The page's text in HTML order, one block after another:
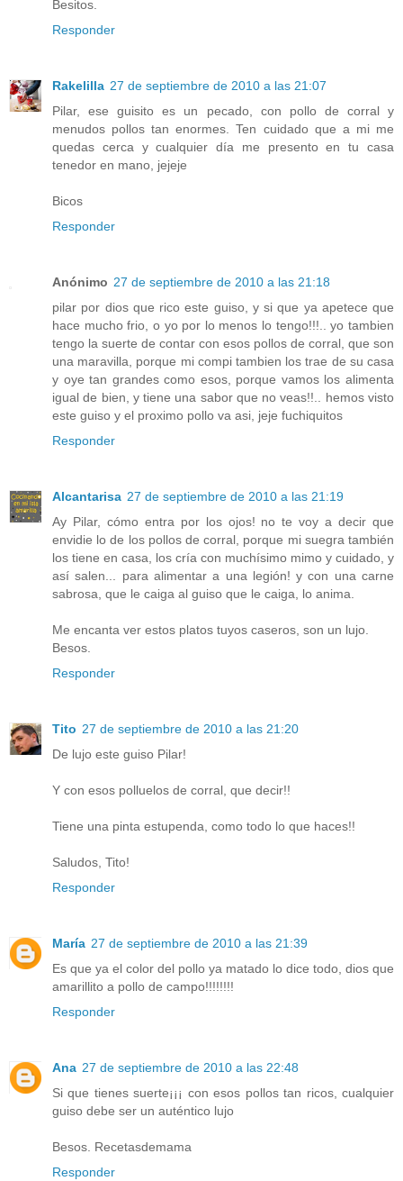
Besitos.
Responder
Rakelilla 27 de septiembre de 2010 a las 21:07
Pilar, ese guisito es un pecado, con pollo de corral y
menudos pollos tan enormes. Ten cuidado que a mi me
quedas cerca y cualquier día me presento en tu casa
tenedor en mano, jejeje
Bicos
Responder
Anónimo 27 de septiembre de 2010 a las 21:18
pilar por dios que rico este guiso, y si que ya apetece que
hace mucho frio, o yo por lo menos lo tengo!!!.. yo tambien
tengo la suerte de contar con esos pollos de corral, que son
una maravilla, porque mi compi tambien los trae de su casa
y oye tan grandes como esos, porque vamos los alimenta
igual de bien, y tiene una sabor que no veas!!.. hemos visto
este guiso y el proximo pollo va asi, jeje fuchiquitos
Responder
Alcantarisa 27 de septiembre de 2010 a las 21:19
Ay Pilar, cómo entra por los ojos! no te voy a decir que
envidie lo de los pollos de corral, porque mi suegra también
los tiene en casa, los cría con muchísimo mimo y cuidado, y
así salen... para alimentar a una legión! y con una carne
sabrosa, que le caiga al guiso que le caiga, lo anima.
Me encanta ver estos platos tuyos caseros, son un lujo.
Besos.
Responder
Tito 27 de septiembre de 2010 a las 21:20
De lujo este guiso Pilar!
Y con esos polluelos de corral, que decir!!
Tiene una pinta estupenda, como todo lo que haces!!
Saludos, Tito!
Responder
María 27 de septiembre de 2010 a las 21:39
Es que ya el color del pollo ya matado lo dice todo, dios que
amarillito a pollo de campo!!!!!!!!
Responder
Ana 27 de septiembre de 2010 a las 22:48
Si que tienes suerte¡¡¡ con esos pollos tan ricos, cualquier
guiso debe ser un auténtico lujo
Besos. Recetasdemama
Responder